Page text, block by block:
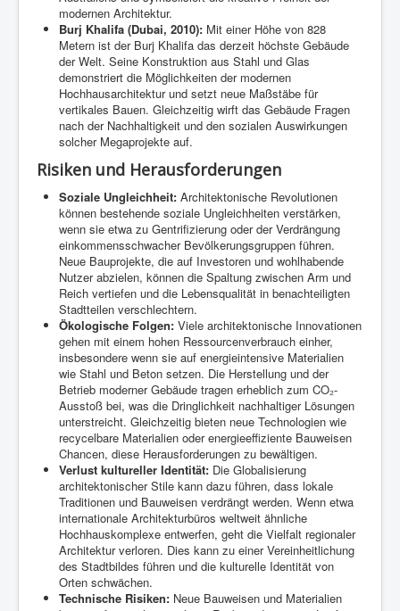
modernen Architektur.
Burj Khalifa (Dubai, 2010): Mit einer Höhe von 828
Metern ist der Burj Khalifa das derzeit höchste Gebäude
der Welt. Seine Konstruktion aus Stahl und Glas
demonstriert die Möglichkeiten der modernen
Hochhausarchitektur und setzt neue Maßstäbe für
vertikales Bauen. Gleichzeitig wirft das Gebäude Fragen
nach der Nachhaltigkeit und den sozialen Auswirkungen
solcher Megaprojekte auf.
Risiken und Herausforderungen
Soziale Ungleichheit: Architektonische Revolutionen
können bestehende soziale Ungleichheiten verstärken,
wenn sie etwa zu Gentrifizierung oder der Verdrängung
einkommensschwacher Bevölkerungsgruppen führen.
Neue Bauprojekte, die auf Investoren und wohlhabende
Nutzer abzielen, können die Spaltung zwischen Arm und
Reich vertiefen und die Lebensqualität in benachteiligten
Stadtteilen verschlechtern.
Ökologische Folgen: Viele architektonische Innovationen
gehen mit einem hohen Ressourcenverbrauch einher,
insbesondere wenn sie auf energieintensive Materialien
wie Stahl und Beton setzen. Die Herstellung und der
Betrieb moderner Gebäude tragen erheblich zum CO₂-
Ausstoß bei, was die Dringlichkeit nachhaltiger Lösungen
unterstreicht. Gleichzeitig bieten neue Technologien wie
recycelbare Materialien oder energieeffiziente Bauweisen
Chancen, diese Herausforderungen zu bewältigen.
Verlust kultureller Identität: Die Globalisierung
architektonischer Stile kann dazu führen, dass lokale
Traditionen und Bauweisen verdrängt werden. Wenn etwa
internationale Architekturbüros weltweit ähnliche
Hochhauskomplexe entwerfen, geht die Vielfalt regionaler
Architektur verloren. Dies kann zu einer Vereinheitlichung
des Stadtbildes führen und die kulturelle Identität von
Orten schwächen.
Technische Risiken: Neue Bauweisen und Materialien